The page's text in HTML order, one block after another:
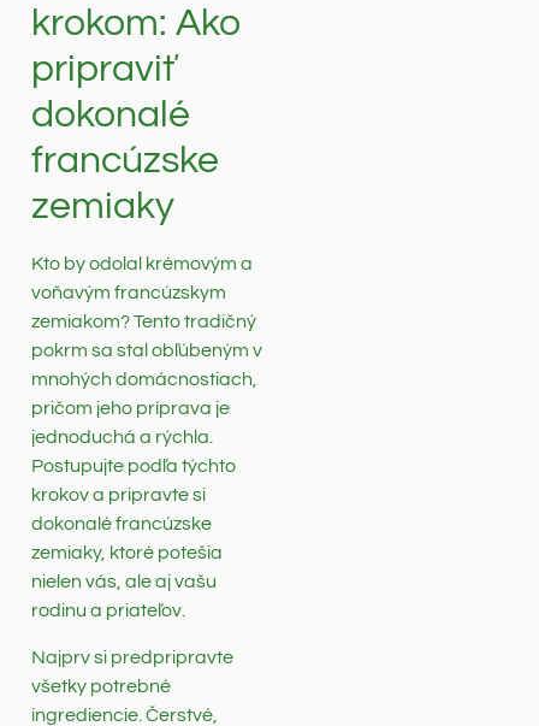
krokom: Ako
pripraviť
dokonalé
francúzske
zemiaky
Kto by odolal krémovým a
voňavým francúzskym
zemiakom? Tento tradičný
pokrm sa stal obľúbeným v
mnohých domácnostiach,
pričom jeho príprava je
jednoduchá a rýchla.
Postupujte podľa týchto
krokov a pripravte si
dokonalé francúzske
zemiaky, ktoré potešia
nielen vás, ale aj vašu
rodinu a priateľov.
Najprv si predpripravte
všetky potrebné
ingrediencie. Čerstvé,